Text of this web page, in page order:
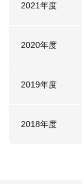
2021年度
2020年度
2019年度
2018年度